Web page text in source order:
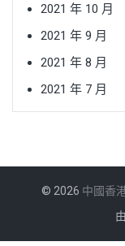
2021 年 10 月
2021 年 9 月
2021 年 8 月
2021 年 7 月
© 2026 中國香
由